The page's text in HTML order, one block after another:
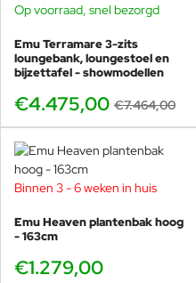
Waarom Emu Saint
bestellen bij Veurst
Veurst is officieelde
beschikt over degrootste
Daardoor kunnen wij vaak
meedenken bij het
weaving, of een set wilt
te breiden is.
Grootste keuze in
BUNDELKORTING
-40%
Op voorraad, snel bezorgd
Emu Terramare 3-zits
loungebank, loungestoel en
bijzettafel - showmodellen
€4.475,00 €7.464,00
Binnen 3 - 6 weken in huis
Emu Heaven plantenbak hoog
- 163cm
€1.279,00